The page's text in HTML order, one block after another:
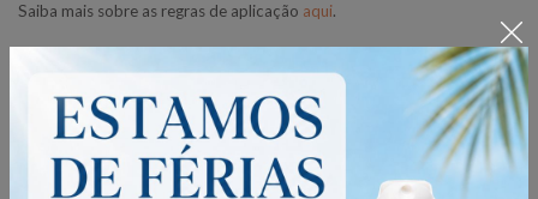
Saiba mais sobre as regras de aplicação aqui.
Precauções na utilização de óleos
essenciais
- Manter fora do alcance das crianças.